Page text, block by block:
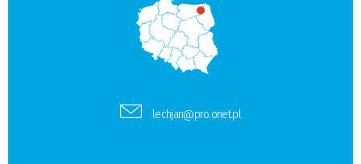
lechjan@pro.onet.pl